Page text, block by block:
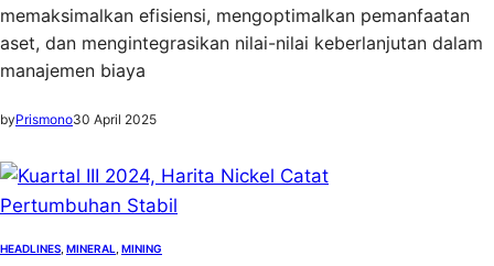
memaksimalkan efisiensi, mengoptimalkan pemanfaatan
aset, dan mengintegrasikan nilai-nilai keberlanjutan dalam
manajemen biaya
byPrismono30 April 2025
HEADLINES MINERAL MINING